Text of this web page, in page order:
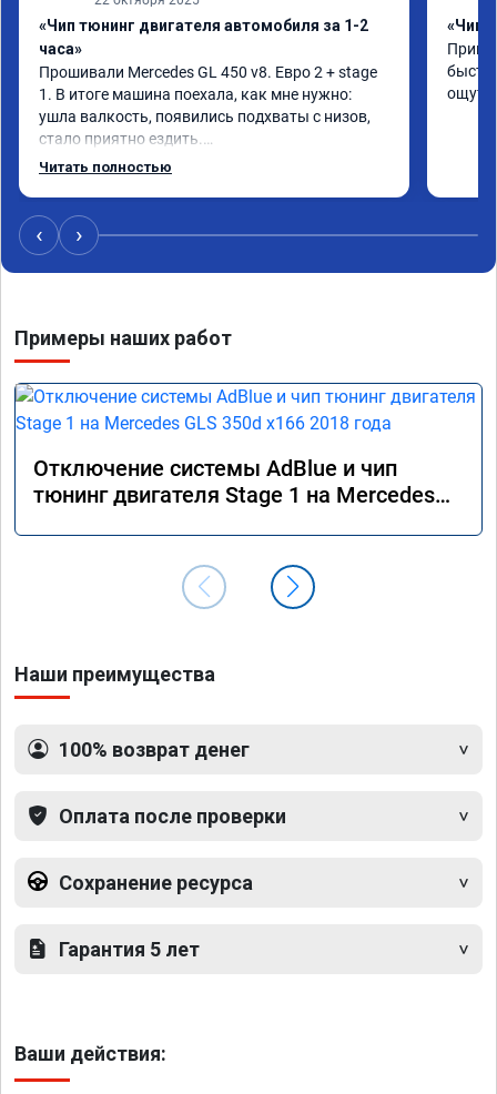
«Чип тюнинг двигателя автомобиля за 1-2
часа»
Прошивали Mercedes GL 450 v8. Евро 2 + stage
1. В итоге машина поехала, как мне нужно:
ушла валкость, появились подхваты с низов,
стало приятно ездить.
Одни из лучших трат, в авто! 🔥
Читать полностью
«Чип
‹ ›
Примеры наших работ
Отключение системы AdBlue и чип
тюнинг двигателя Stage 1 на Mercedes
Наши преимущества
100% возврат денег
Оплата после проверки
Сохранение ресурса
Гарантия 5 лет
Ваши действия: